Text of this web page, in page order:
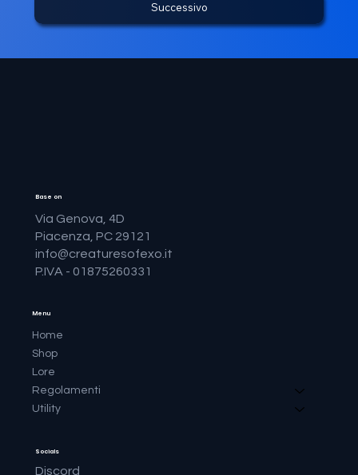
Successivo
Via Genova, 4D
Piacenza, PC 29121
info@creaturesofexo.it
P.IVA - 01875260331
Base on
Menu
Home
Shop
Lore
Regolamenti
Utility
Discord
Socials